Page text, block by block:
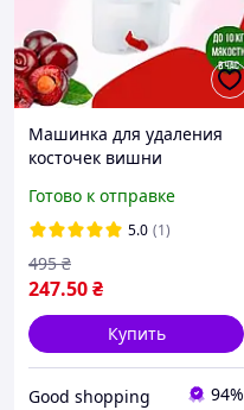
Машинка для удаления
косточек вишни
удаления косточек
HelferHoff белого цвета
GSH
Готово к отправке
5.0 (1)
247.50₴
495 ₴
Купить
Good shopping 94%